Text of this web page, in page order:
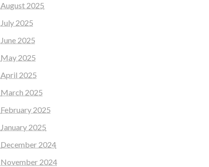
August 2025
July 2025
June 2025
May 2025
April 2025
March 2025
February 2025
January 2025
December 2024
November 2024